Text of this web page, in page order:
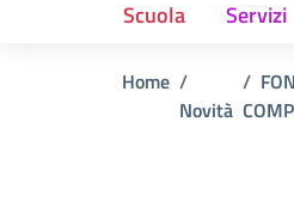
Scuola Servizi
Home
Novità